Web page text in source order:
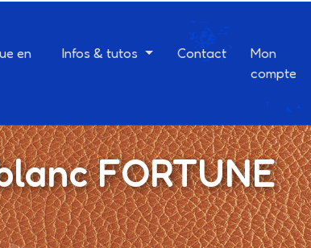
en
Infos & tutos Contact
Mon
compte
FORTUNE